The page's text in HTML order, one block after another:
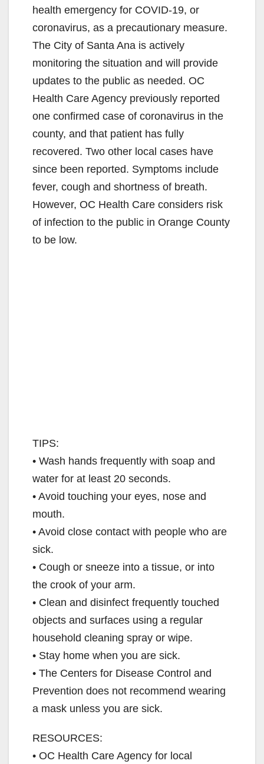
health emergency for COVID-19, or
coronavirus, as a precautionary measure.
The City of Santa Ana is actively
monitoring the situation and will provide
updates to the public as needed. OC
Health Care Agency previously reported
one confirmed case of coronavirus in the
county, and that patient has fully
recovered. Two other local cases have
since been reported. Symptoms include
fever, cough and shortness of breath.
However, OC Health Care considers risk
of infection to the public in Orange County
to be low.
TIPS:
• Wash hands frequently with soap and
water for at least 20 seconds.
• Avoid touching your eyes, nose and
mouth.
• Avoid close contact with people who are
sick.
• Cough or sneeze into a tissue, or into
the crook of your arm.
• Clean and disinfect frequently touched
objects and surfaces using a regular
household cleaning spray or wipe.
• Stay home when you are sick.
• The Centers for Disease Control and
Prevention does not recommend wearing
a mask unless you are sick.
RESOURCES:
• OC Health Care Agency for local